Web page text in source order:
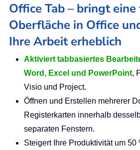
Office Tab – bringt
Oberfläche in Office
Ihre Arbeit erheblich
Aktiviert tabbasiertes
Word, Excel und PowerPoint,
Visio und Project.
Öffnen und Erstellen mehrerer
Registerkarten innerhalb
separaten Fenstern.
Steigert Ihre Produktivität um 50